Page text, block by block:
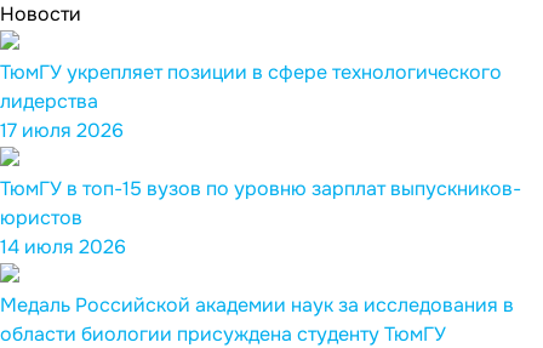
Новости
ТюмГУ укрепляет позиции в сфере технологического
лидерства
17 июля 2026
ТюмГУ в топ-15 вузов по уровню зарплат выпускников-
юристов
14 июля 2026
Медаль Российской академии наук за исследования в
области биологии присуждена студенту ТюмГУ